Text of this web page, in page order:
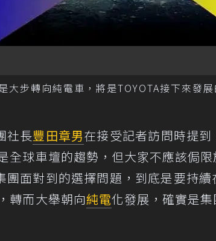
大步轉向純電車，將是TOYOTA接下來發
社長豐田章男在接受記者訪問時提
全球車壇的趨勢，但大家不應該侷
團面對到的選擇問題，到底是要持續
轉而大舉朝向純電化發展，確實是